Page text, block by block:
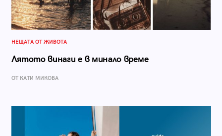
НЕЩАТА ОТ ЖИВОТА
Лятото винаги е в минало време
ОТ КАТИ МИКОВА